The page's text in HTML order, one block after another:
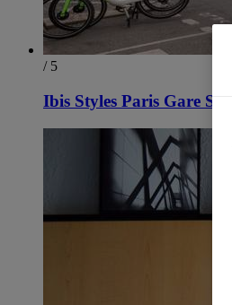
/ 5
Ibis Styles Paris Gare